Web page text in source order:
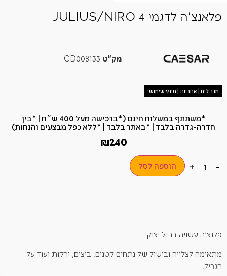
פלאנצ'ה לדגמי JULIUS/NIRO 4
מק"ט
מדריכים | אחריות | מידע שימושי
*משתתף במשלוח חינם (*ברכישה מעל 400 ש״ח​ | *בין
חדרה-גדרה בלבד | *באתר בלבד | *ללא כפל מבצעים והנחות)
₪240
-
+ הוספה לסל
פלנצ'ה עשויה ברזל יצוק.
מתאימה לצלייה ובישול של נתחים קטנים, ביצים, ירקות ועוד על
הגריל.